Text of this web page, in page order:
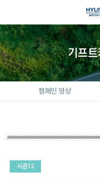
기프
캠페인 영상
시즌12